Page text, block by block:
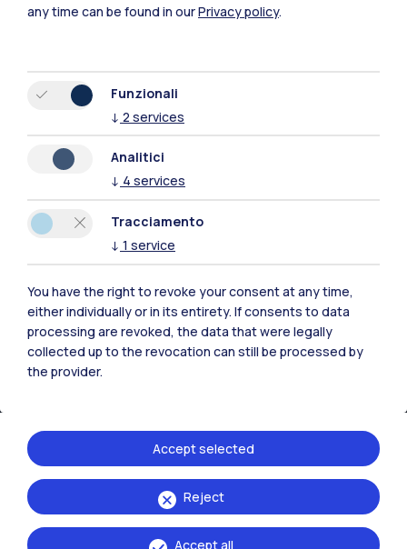
IT EN
Sedi
Milano Leonardo
Milano Bovisa
Cremona
Mantova
Piacenza
Xi'an
any time can be found in ourPrivacy policy.
Funzionali
↓ 2 services
Analitici
↓ 4 services
Tracciamento
↓ 1 service
You have the right to revoke your consent at any time,
either individually or in its entirety. If consents to data
processing are revoked, the data that were legally
collected up to the revocation can still be processed by
the provider.
Reject
Accept selected
Accept all